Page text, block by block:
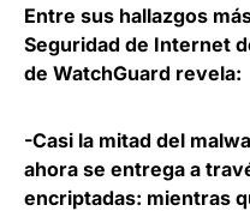
Entre sus hallazgos
Seguridad de Internet
de WatchGuard revela:
-Casi la mitad del
ahora se entrega a
encriptadas: mientras